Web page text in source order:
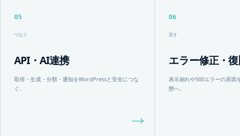
05
つなぐ
API・AI連携
取得・生成・分類・通知をWordPressと安全につな
ぐ。
06
直す
エラー修正・
表示崩れや500エラーの原因
態へ。